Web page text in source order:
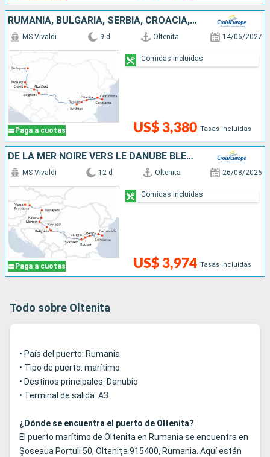
RUMANIA, BULGARIA, SERBIA, CROACIA, HUNGRÍA
Paga a cuotas
MS Vivaldi 9 d Oltenita 14/06/2027
US$ 3,380 Tasas incluidas
Comidas incluidas
DE LA MER NOIRE VERS LE DANUBE BLEU - DE BUCAREST À VIENNE
Paga a cuotas
MS Vivaldi 12 d Oltenita 26/08/2026
US$ 3,974 Tasas incluidas
Comidas incluidas
Todo sobre Oltenita
• País del puerto: Rumania
• Tipo de puerto: marítimo
• Destinos principales: Danubio
• Terminal de salida: A3
¿Dónde se encuentra el puerto de Oltenita?
El puerto marítimo de Oltenita en Rumania se encuentra en
Şoseaua Portuli 50, Olteniţa 915400, Rumania. Aquí están